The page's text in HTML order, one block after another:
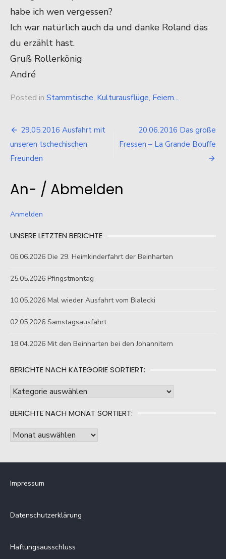
habe ich wen vergessen?
Ich war natürlich auch da und danke Roland das
du erzählt hast.
Gruß Rollerkönig
André
Posted in Stammtische, Kulturausflüge, Feiern...
Beitragsnavigation
29.05.2016 Ausfahrt mit
unseren tschechischen
Freunden
20.06.2016 Das große
Fressen – La Grande Bouffe
An- / Abmelden
Anmelden
UNSERE LETZTEN BERICHTE
06.06.2026 Die 29. Heimkinderfahrt der Beinharten
25.05.2026 Pfingstmontag
10.05.2026 Mal wieder Ausfahrt vom Bialecki
02.05.2026 Samstagsausfahrt
18.04.2026 Mit den Beinharten bei den Johannitern
BERICHTE NACH KATEGORIE SORTIERT:
Berichte
Kategorie
sortiert:
BERICHTE NACH MONAT SORTIERT:
Berichte
Impressum
Datenschutzerklärung
Haftungsausschluss